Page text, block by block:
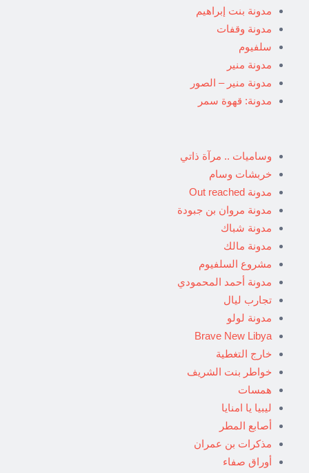
مدونة بنت إبراهيم
مدونة وقفات
سلفيوم
مدونة منير
مدونة منير – الصور
مدونة: قهوة سمر
وساميات .. مرآة ذاتي
خربشات وسام
مدونة Out reached
مدونة مروان بن جبودة
مدونة شباك
مدونة مالك
مشروع السلفيوم
مدونة أحمد المحمودي
تجارب ليال
مدونة لولو
Brave New Libya
خارج التغطية
خواطر بنت الشريف
همسات
ليبيا يا امنايا
أصابع المطر
مذكرات بن عمران
أوراق صفاء